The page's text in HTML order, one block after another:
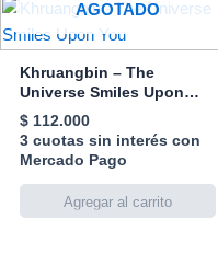
AGOTADO
Khruangbin – The
Universe Smiles Upon
You
$112.000
3 cuotas sin interés con
Mercado Pago